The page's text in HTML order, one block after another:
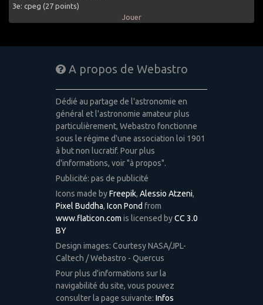
3e: cpeg (27 points)
Jouer
A propos de Webastro
Dédié au partage de l'astronomie en
général et l'astronomie amateur plus
particulièrement, Webastro fonctionne
sous le régime d'une association loi 1901
à but non lucratif. Pour plus
d'informations, voir "à propos".
Publicité: pas de publicité
Icons made byFreepik, Alessio Atzeni,
Pixel Buddha, Icon Pond from
www.flaticon.com is licensed byCC 3.0
BY
Design images: Courtesy NASA/JPL-
Caltech / Webastro - Quercus
Pour plus d'informations sur la
navigabilité du site, vous pouvez
consulter la page suivante: Infos